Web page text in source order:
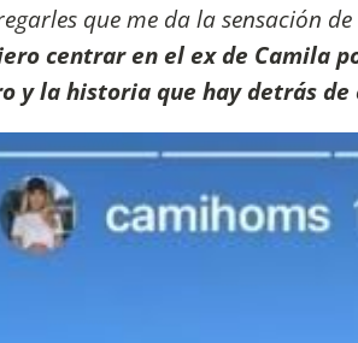
que me da la sensación
centrar en el ex de Camila
y la historia que hay detrás